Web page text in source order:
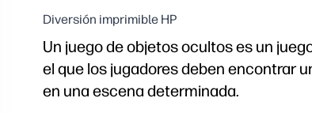
Diversión imprimible HP
Un juego de objetos ocultos es un
el que los jugadores deben encontrar
en una escena determinada.